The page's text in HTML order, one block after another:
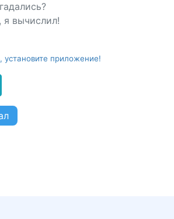
вычислил!
установите приложение!